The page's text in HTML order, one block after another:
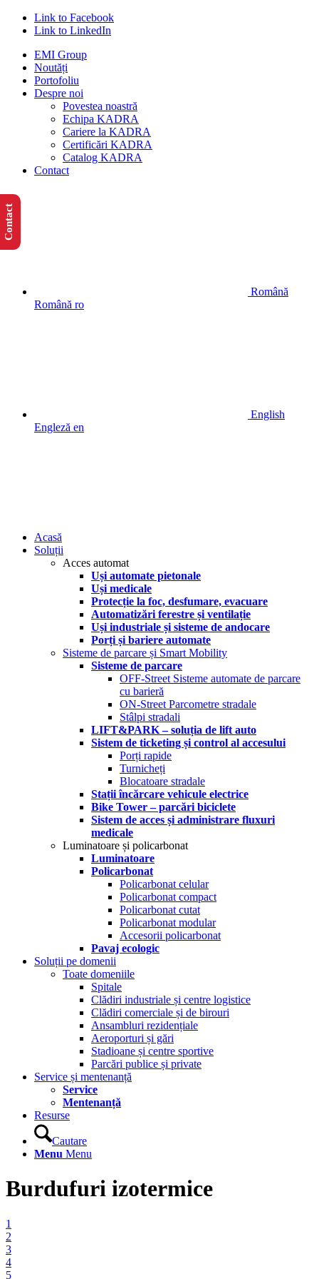
Link to Facebook
Link to LinkedIn
EMI Group
Noutăți
Portofoliu
Despre noi
Povestea noastră
Echipa KADRA
Cariere la KADRA
Certificări KADRA
Catalog KADRA
Contact
Română
Română ro
English
Engleză en
Acasă
Soluții
Acces automat
Uși automate pietonale
Uși medicale
Protecție la foc, desfumare, evacuare
Automatizări ferestre și ventilație
Uși industriale și sisteme de andocare
Porți și bariere automate
Sisteme de parcare și Smart Mobility
Sisteme de parcare
OFF-Street Sisteme automate de parcare
cu barieră
ON-Street Parcometre stradale
Stâlpi stradali
LIFT&PARK – soluția de lift auto
Sistem de ticketing și control al accesului
Porți rapide
Turnicheți
Blocatoare stradale
Stații încărcare vehicule electrice
Bike Tower – parcări biciclete
Sistem de acces și administrare fluxuri
medicale
Luminatoare și policarbonat
Luminatoare
Policarbonat
Policarbonat celular
Policarbonat compact
Policarbonat cutat
Policarbonat modular
Accesorii policarbonat
Pavaj ecologic
Soluții pe domenii
Toate domeniile
Spitale
Clădiri industriale și centre logistice
Clădiri comerciale și de birouri
Ansambluri rezidențiale
Aeroporturi și gări
Stadioane și centre sportive
Parcări publice și private
Service și mentenanță
Service
Mentenanță
Resurse
Cautare
Menu Menu
Burdufuri izotermice
1
2
3
4
5
Contact